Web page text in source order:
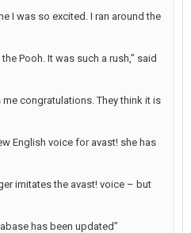
I was so excited. I ran around the
Pooh. It was such a rush,” said
congratulations. They think it is
English voice for avast! she has
imitates the avast! voice – but
has been updated”